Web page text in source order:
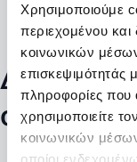
Χρησιμοποιούμε
περιεχομένου
κοινωνικών
επισκεψιμότητάς
πληροφορίες
χρησιμοποιείτε
κοινωνικών
οποίοι
Φίλτρα
Δεν